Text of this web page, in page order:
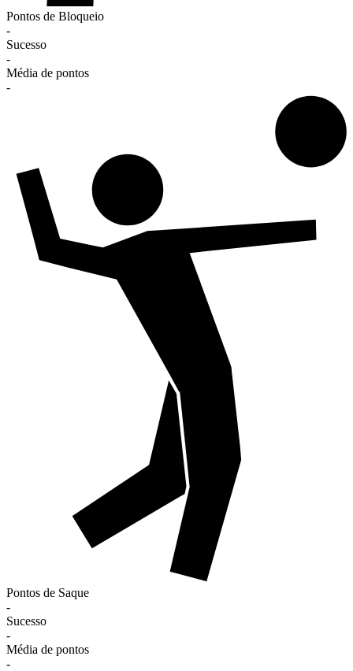
Pontos de Bloqueio
-
Sucesso
-
Média de pontos
-
Pontos de Saque
-
Sucesso
-
Média de pontos
-